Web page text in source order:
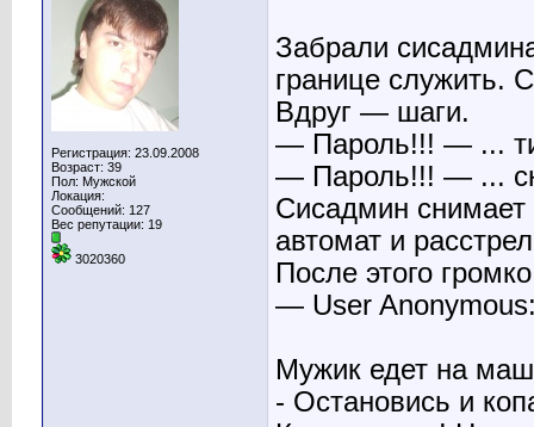
Регистрация: 23.09.2008
Возраст: 39
Пол: Мужской
Локация:
Сообщений: 127
Вес репутации: 19
3020360
Забрали
границе служить.
Вдруг — шаги.
— Пароль!!! — ...
— Пароль!!! — ...
Сисадмин снимает
автомат и
После этого
— User
Мужик едет на
- Остановись и